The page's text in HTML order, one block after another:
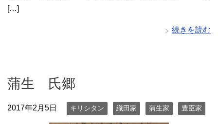
[…]
続きを読む
蒲生 氏郷
2017年2月5日 キリシタン 織田家 蒲生家 豊臣家